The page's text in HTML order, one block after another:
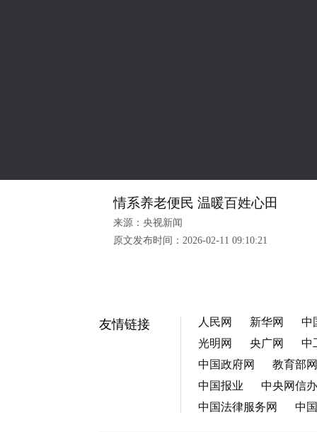
情系养老便民 温暖百姓心田
来源：央视新闻
原文发布时间： 2026-02-11 09:10:21
人民网 新华网
光明网
央广网
中
中国政府网
教育部
中国报业
中央网信